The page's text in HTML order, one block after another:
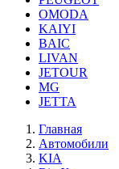
OMODA
KAIYI
BAIC
LIVAN
JETOUR
MG
JETTA
Главная
Автомобили
KIA